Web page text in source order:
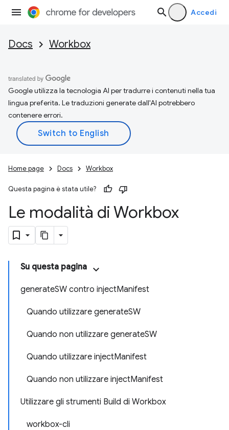
Accedi
Docs Workbox
Google utilizza la tecnologia AI per tradurre i contenuti nella tua
lingua preferita. Le traduzioni generate dall'AI potrebbero
contenere errori.
Home page Docs Workbox
Questa pagina è stata utile?
Le modalità di Workbox
Su questa pagina
generateSW contro injectManifest
Quando utilizzare generateSW
Quando non utilizzare generateSW
Quando utilizzare injectManifest
Quando non utilizzare injectManifest
Utilizzare gli strumenti Build di Workbox
workbox-cli